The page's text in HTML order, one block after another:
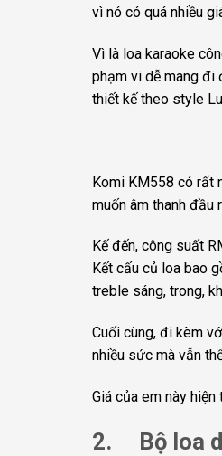
vì nó có quá nhiều
Vì là loa karaoke
phạm vi dễ mang đi
thiết kế theo style
Komi KM558 có rất
muốn âm thanh đầu
Kế đến, công suất
Kết cấu củ loa bao
treble sáng, trong,
Cuối cùng, đi kèm
nhiều sức mà vẫn
Giá của em này
2. Bộ loa